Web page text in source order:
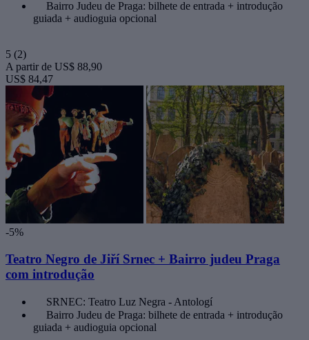
Bairro Judeu de Praga: bilhete de entrada + introdução
guiada + audioguia opcional
5 (2)
A partir de US$ 88,90
US$ 84,47
-5%
Teatro Negro de Jiří Srnec + Bairro judeu Praga
com introdução
SRNEC: Teatro Luz Negra - Antologí
Bairro Judeu de Praga: bilhete de entrada + introdução
guiada + audioguia opcional